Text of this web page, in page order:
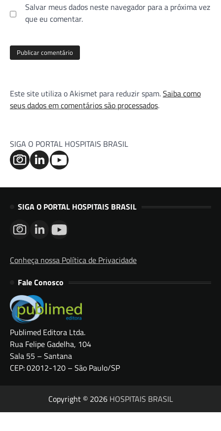
Salvar meus dados neste navegador para a próxima vez
que eu comentar.
Este site utiliza o Akismet para reduzir spam.Saiba como
seus dados em comentários são processados.
SIGA O PORTAL HOSPITAIS BRASIL
SIGA O PORTAL HOSPITAIS BRASIL
Conheça nossa Política de Privacidade
Fale Conosco
Publimed Editora Ltda.
Rua Felipe Gadelha, 104
Sala 55 – Santana
CEP: 02012-120 – São Paulo/SP
Copyright © 2026 HOSPITAIS BRASIL